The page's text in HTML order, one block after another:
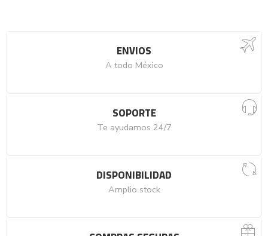
ENVIOS
A todo México
SOPORTE
Te ayudamos 24/7
DISPONIBILIDAD
Amplio stock